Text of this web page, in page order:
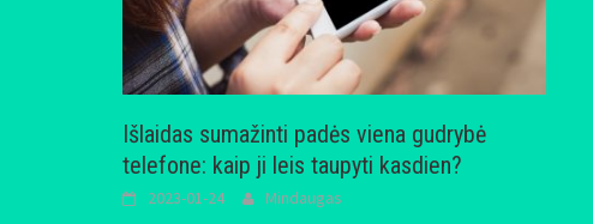
Išlaidas sumažinti padės viena gudrybė
telefone: kaip ji leis taupyti kasdien?
2023-01-24 Mindaugas